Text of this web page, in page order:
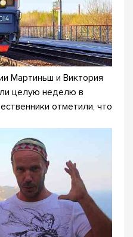
Мартиньш и Виктория
целую неделю в
отметили, что